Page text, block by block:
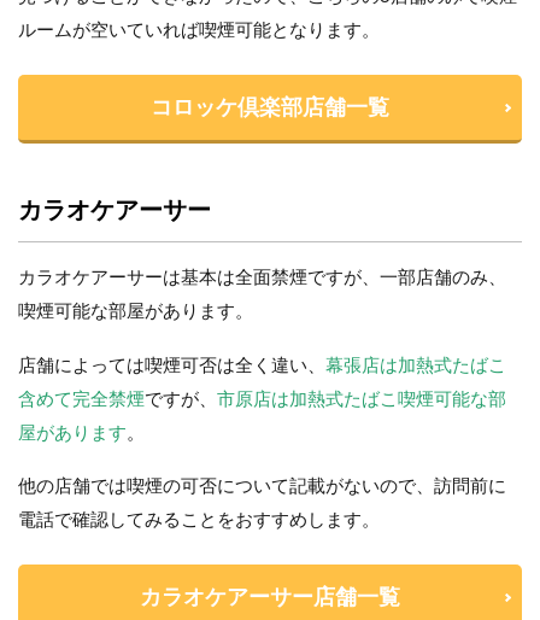
ルームが空いていれば喫煙可能となります。
コロッケ倶楽部店舗一覧
カラオケアーサー
カラオケアーサーは基本は全面禁煙ですが、一部店舗のみ、
喫煙可能な部屋があります。
店舗によっては喫煙可否は全く違い、 幕張店は加熱式たばこ
含めて完全禁煙ですが、 市原店は加熱式たばこ喫煙可能な部
屋があります 。
他の店舗では喫煙の可否について記載がないので、訪問前に
電話で確認してみることをおすすめします。
カラオケアーサー店舗一覧